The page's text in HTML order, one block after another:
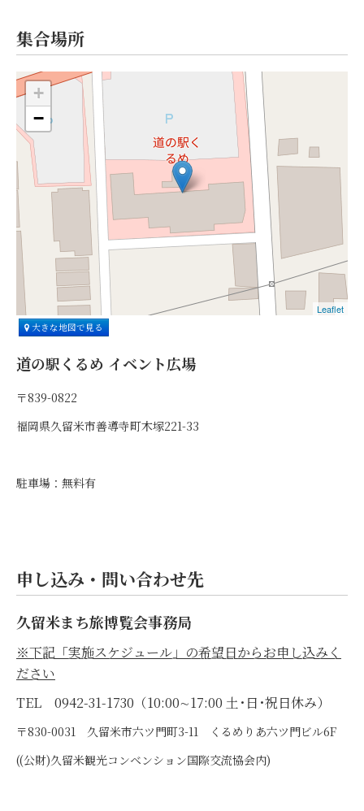
集合場所
+
−
Leaflet
大きな地図で見る
道の駅くるめ イベント広場
〒839-0822
福岡県久留米市善導寺町木塚221-33
駐車場：無料有
申し込み・問い合わせ先
久留米まち旅博覧会事務局
※下記「実施スケジュール」の希望日からお申し込みく
ださい
TEL 0942-31-1730（10:00∼17:00 土･日･祝日休み）
〒830-0031 久留米市六ツ門町3-11 くるめりあ六ツ門ビル6F
((公財)久留米観光コンベンション国際交流協会内)